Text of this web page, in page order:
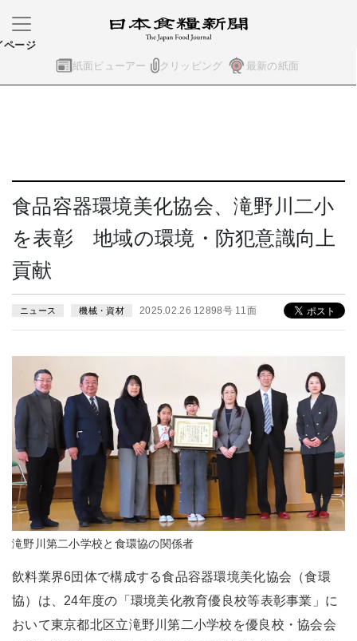
紙面ビューアー クリッピング 最新の紙面
ページ
食品容器環境美化協会、滝野川二小
を表彰 地域の環境・防犯意識向上
貢献
ニュース 機械・資材 2025.02.26 12898号 11面
滝野川第二小学校と食環協の関係者
飲料業界6団体で構成する食品容器環境美化協会（食環
協）は、24年度の「環境美化教育優良校等表彰事業」に
おいて東京都北区立滝野川第二小学校を優良校・協会会